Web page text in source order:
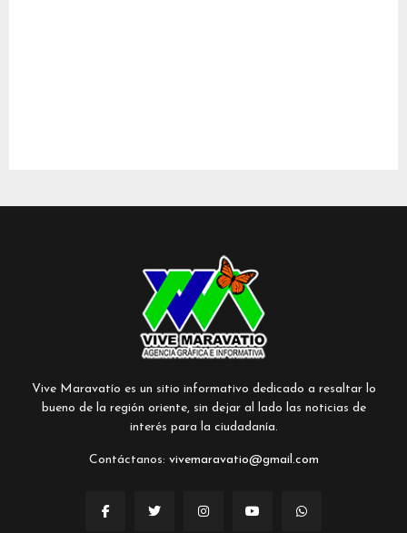
Vive Maravatío es un sitio informativo dedicado a resaltar lo
bueno de la región oriente, sin dejar al lado las noticias de
interés para la ciudadanía.
Contáctanos: vivemaravatio@gmail.com